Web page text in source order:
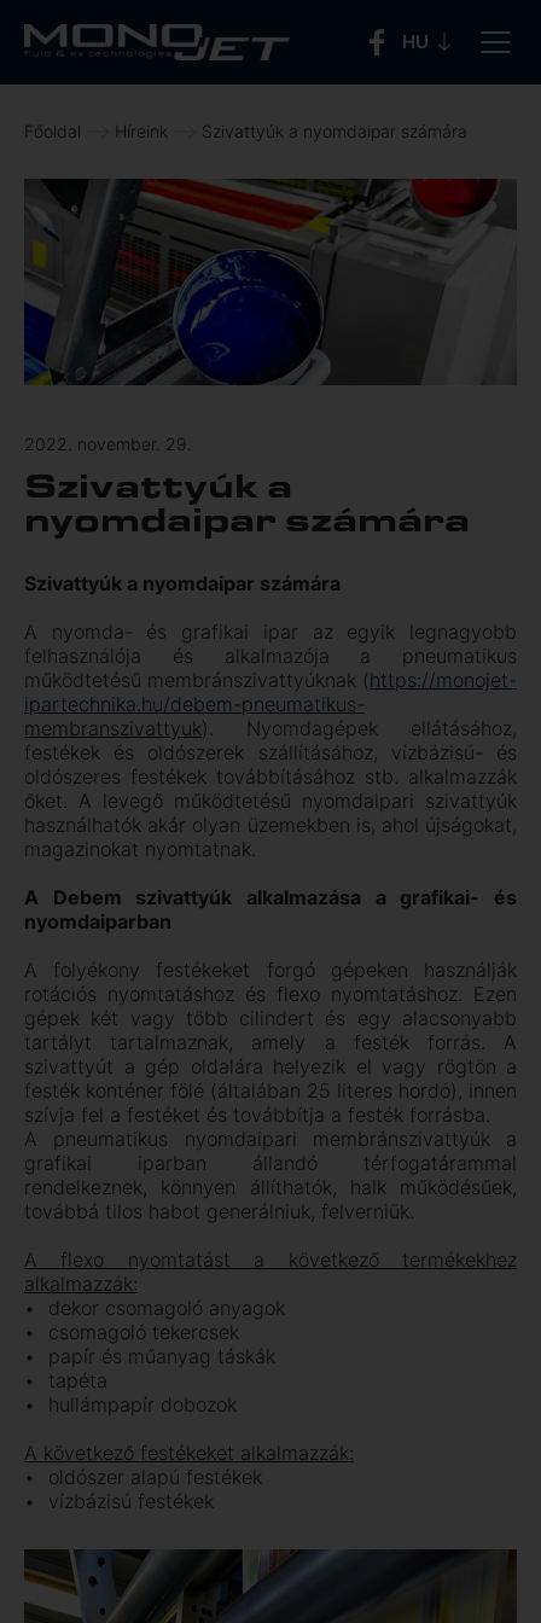
Főoldal Híreink Szivattyúk a nyomdaipar számára
2022. november. 29.
Szivattyúk a
nyomdaipar számára
Szivattyúk a nyomdaipar számára
A nyomda- és grafikai ipar az egyik legnagyobb
felhasználója és alkalmazója a pneumatikus
működtetésű membránszivattyúknak (https://monojet-
ipartechnika.hu/debem-pneumatikus-
membranszivattyuk). Nyomdagépek ellátásához,
festékek és oldószerek szállításához, vízbázisú- és
oldószeres festékek továbbításához stb. alkalmazzák
őket. A levegő működtetésű nyomdaipari szivattyúk
használhatók akár olyan üzemekben is, ahol újságokat,
magazinokat nyomtatnak.
A Debem szivattyúk alkalmazása a grafikai- és
nyomdaiparban
A folyékony festékeket forgó gépeken használják
rotációs nyomtatáshoz és flexo nyomtatáshoz. Ezen
gépek két vagy több cilindert és egy alacsonyabb
tartályt tartalmaznak, amely a festék forrás. A
szivattyút a gép oldalára helyezik el vagy rögtön a
festék konténer fölé (általában 25 literes hordó), innen
szívja fel a festéket és továbbítja a festék forrásba.
A pneumatikus nyomdaipari membránszivattyúk a
grafikai iparban állandó térfogatárammal
rendelkeznek, könnyen állíthatók, halk működésűek,
továbbá tilos habot generálniuk, felverniük.
A flexo nyomtatást a következő termékekhez
alkalmazzák:
dekor csomagoló anyagok
csomagoló tekercsek
papír és műanyag táskák
tapéta
hullámpapír dobozok
A következő festékeket alkalmazzák:
oldószer alapú festékek
vízbázisú festékek